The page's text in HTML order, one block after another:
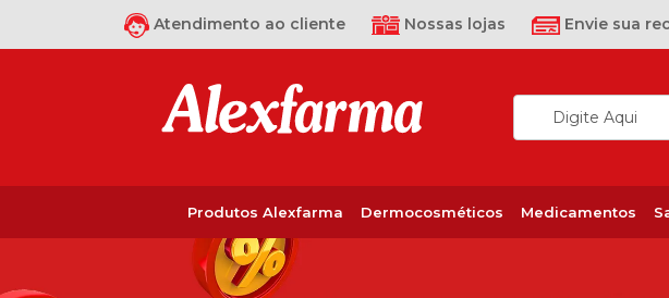
Atendimento ao cliente Nossas lojas Envie sua
Produtos Alexfarma Dermocosméticos Medicamentos